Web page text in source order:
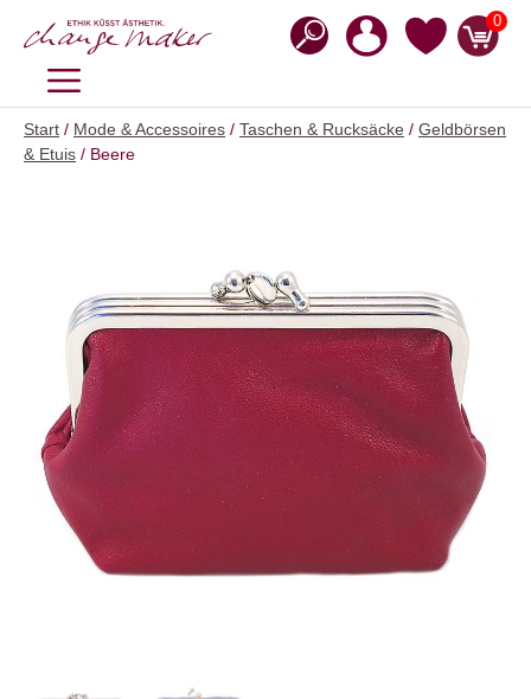
Inhalt
0
MENÜ
Start / Mode & Accessoires / Taschen & Rucksäcke / Geldbörsen
& Etuis / Beere